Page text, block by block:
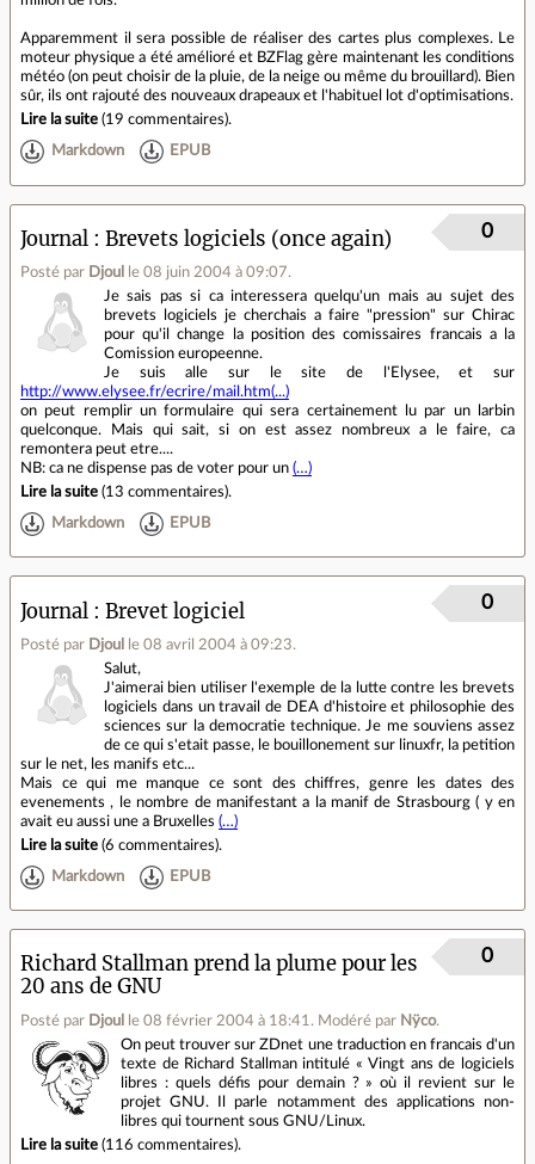
Apparemment il sera possible de réaliser des cartes plus complexes. Le
moteur physique a été amélioré et BZFlag gère maintenant les conditions
météo (on peut choisir de la pluie, de la neige ou même du brouillard). Bien
sûr, ils ont rajouté des nouveaux drapeaux et l'habituel lot d'optimisations.
Lire la suite (19 commentaires).
Markdown EPUB
Journal Brevets logiciels (once again)
Posté par Djoul le 08 juin 2004 à 09:07.
0
Je sais pas si ca interessera quelqu'un mais au sujet des
brevets logiciels je cherchais a faire "pression" sur Chirac
pour qu'il change la position des comissaires francais a la
Comission europeenne.
Je suis alle sur le site de l'Elysee, et sur
http://www.elysee.fr/ecrire/mail.htm(...)
on peut remplir un formulaire qui sera certainement lu par un larbin
quelconque. Mais qui sait, si on est assez nombreux a le faire, ca
remontera peut etre....
NB: ca ne dispense pas de voter pour un (…)
Lire la suite (13 commentaires).
Markdown EPUB
Journal Brevet logiciel
Posté par Djoul le 08 avril 2004 à 09:23.
0
Salut,
J'aimerai bien utiliser l'exemple de la lutte contre les brevets
logiciels dans un travail de DEA d'histoire et philosophie des
sciences sur la democratie technique. Je me souviens assez
de ce qui s'etait passe, le bouillonement sur linuxfr, la petition
sur le net, les manifs etc...
Mais ce qui me manque ce sont des chiffres, genre les dates des
evenements , le nombre de manifestant a la manif de Strasbourg ( y en
avait eu aussi une a Bruxelles (…)
Lire la suite (6 commentaires).
Markdown EPUB
Richard Stallman prend la plume pour les
20 ans de GNU
Posté par Djoul le 08 février 2004 à 18:41 . Modéré par Nÿco.
0
On peut trouver sur ZDnet une traduction en francais d'un
texte de Richard Stallman intitulé « Vingt ans de logiciels
libres : quels défis pour demain ? » où il revient sur le
projet GNU. Il parle notamment des applications non-
libres qui tournent sous GNU/Linux.
Lire la suite (116 commentaires).